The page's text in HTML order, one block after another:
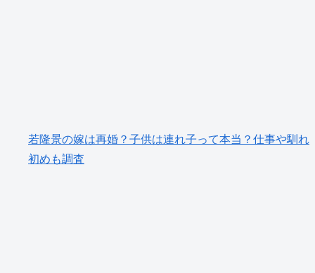
若隆景の嫁は再婚？子供は連れ子って本当？仕事や馴れ
初めも調査